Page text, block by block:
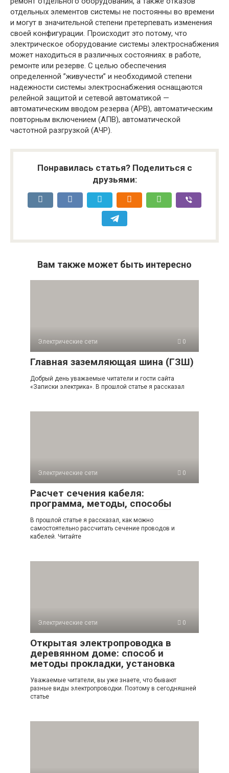
отдельных элементов системы не постоянны во времени
и могут в значительной степени претерпевать изменения
своей конфигурации. Происходит это потому, что
электрическое оборудование системы электроснабжения
может находиться в различных состояниях: в работе,
ремонте или резерве. С целью обеспечения
определенной ”живучести” и необходимой степени
надежности системы электроснабжения оснащаются
релейной защитой и сетевой автоматикой —
автоматическим вводом резерва (АРВ), автоматическим
повторным включением (АПВ), автоматической
частотной разгрузкой (АЧР).
Понравилась статья? Поделиться с
друзьями:
Вам также может быть интересно
Электрические сети 0
Главная заземляющая шина (ГЗШ)
Добрый день уважаемые читатели и гости сайта
«Записки электрика». В прошлой статье я рассказал
Электрические сети 0
Расчет сечения кабеля:
программа, методы, способы
В прошлой статье я рассказал, как можно
самостоятельно рассчитать сечение проводов и
кабелей. Читайте
Электрические сети 0
Открытая электропроводка в
деревянном доме: способ и
методы прокладки, установка
Уважаемые читатели, вы уже знаете, что бывают
разные виды электропроводки. Поэтому в сегодняшней
статье